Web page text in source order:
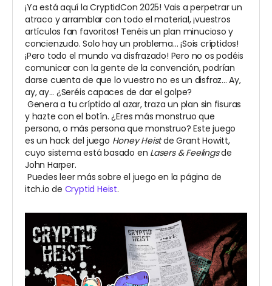
¡Ya está aquí la CryptidCon 2025! Vais a perpetrar un
atraco y arramblar con todo el material, ¡vuestros
artículos fan favoritos! Tenéis un plan minucioso y
concienzudo. Solo hay un problema... ¡Sois críptidos!
¡Pero todo el mundo va disfrazado! Pero no os podéis
comunicar con la gente de la convención, podrían
darse cuenta de que lo vuestro no es un disfraz... Ay,
ay, ay... ¿Seréis capaces de dar el golpe?
Genera a tu críptido al azar, traza un plan sin fisuras
y hazte con el botín. ¿Eres más monstruo que
persona, o más persona que monstruo? Este juego
es un hack del juego Honey Heistde Grant Howitt,
cuyo sistema está basado en Lasers & Feelingsde
John Harper.
Puedes leer más sobre el juego en la página de
itch.io de Cryptid Heist.